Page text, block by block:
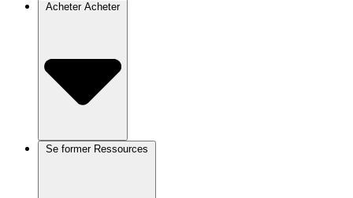
Acheter Acheter
Se former